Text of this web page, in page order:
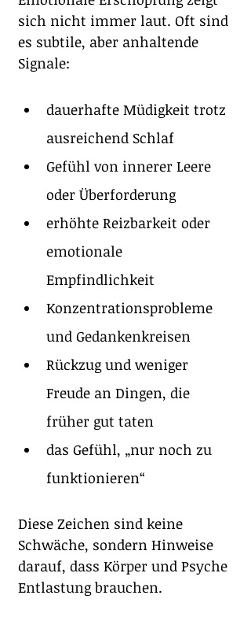
sich nicht immer laut. Oft sind
es subtile, aber anhaltende
Signale:
dauerhafte Müdigkeit trotz
ausreichend Schlaf
Gefühl von innerer Leere
oder Überforderung
erhöhte Reizbarkeit oder
emotionale
Empfindlichkeit
Konzentrationsprobleme
und Gedankenkreisen
Rückzug und weniger
Freude an Dingen, die
früher gut taten
das Gefühl, „nur noch zu
funktionieren“
Diese Zeichen sind keine
Schwäche, sondern Hinweise
darauf, dass Körper und Psyche
Entlastung brauchen.